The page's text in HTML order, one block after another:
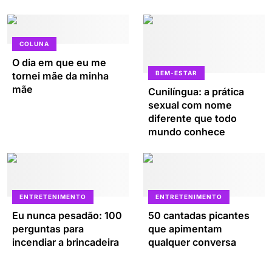
COLUNA
O dia em que eu me
tornei mãe da minha
mãe
BEM-ESTAR
Cunilíngua: a prática
sexual com nome
diferente que todo
mundo conhece
ENTRETENIMENTO
Eu nunca pesadão: 100
perguntas para
incendiar a brincadeira
ENTRETENIMENTO
50 cantadas picantes
que apimentam
qualquer conversa